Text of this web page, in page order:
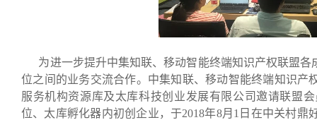
为进一步提升中集知联、移动智能终端知识产权联盟各
位之间的业务交流合作。中集知联、移动智能终端知识产
服务机构资源库及太库科技创业发展有限公司邀请联盟
位、太库孵化器内初创企业，于2018年8月1日在中关村鼎